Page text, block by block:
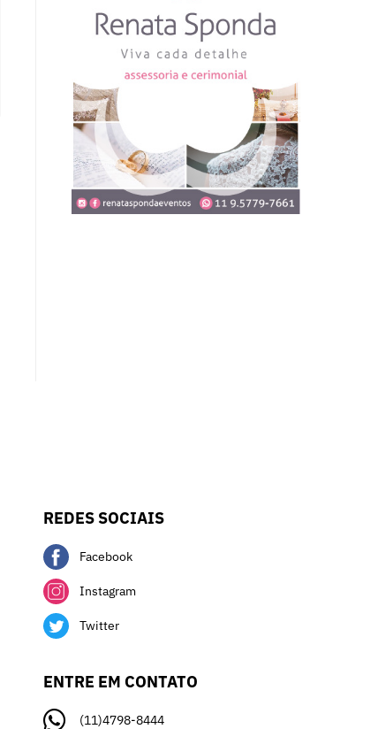
REDES SOCIAIS
Facebook
Instagram
Twitter
ENTRE EM CONTATO
(11)4798-8444